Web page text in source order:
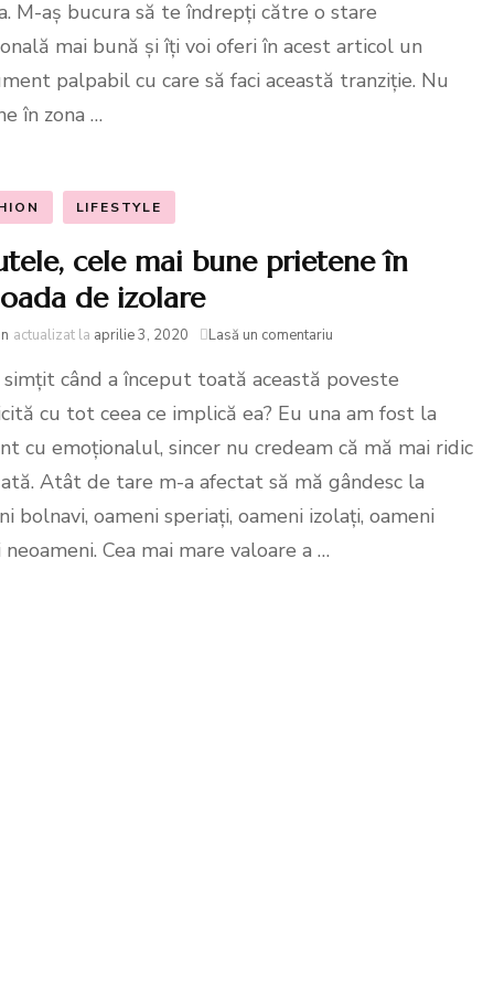
când
de
acasă
M-aș bucura să te îndrepți către o stare
mai bună și îți voi oferi în acest articol un
palpabil cu care să faci această tranziție. Nu
în zona …
LIFESTYLE
cele mai bune prietene în
de izolare
actualizat la aprilie 3, 2020 Lasă un comentariu
cele
bune
prietene
perioada
de
izolare
simțit când a început toată această poveste
cu tot ceea ce implică ea? Eu una am fost la
cu emoționalul, sincer nu credeam că mă mai ridic
Atât de tare m-a afectat să mă gândesc la
bolnavi, oameni speriați, oameni izolați, oameni
neoameni. Cea mai mare valoare a …